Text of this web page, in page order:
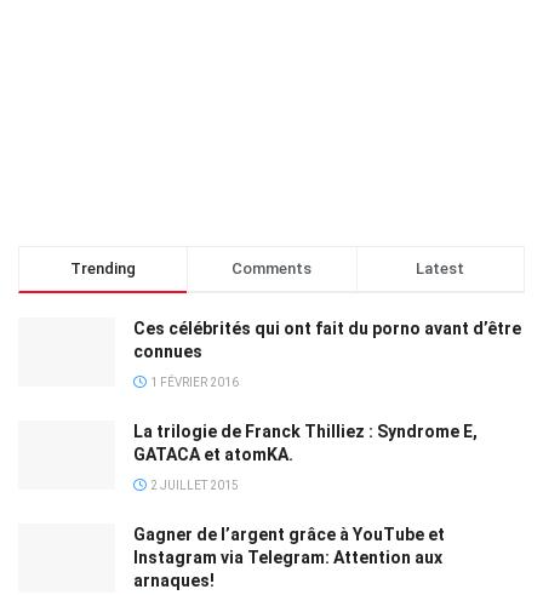
Trending Comments Latest
Ces célébrités qui ont fait du porno avant d’être
connues
1 FÉVRIER 2016
La trilogie de Franck Thilliez : Syndrome E,
GATACA et atomKA.
2 JUILLET 2015
Gagner de l’argent grâce à YouTube et
Instagram via Telegram: Attention aux
arnaques!